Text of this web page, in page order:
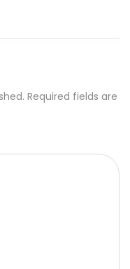
Required fields are